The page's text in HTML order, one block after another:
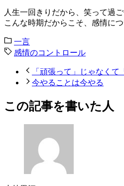
人生一回きりだから、笑って過
こんな時期だからこそ、感情に
一言
感情のコントロール
「頑張って」じゃなく
今やることは今やる
この記事を書いた人